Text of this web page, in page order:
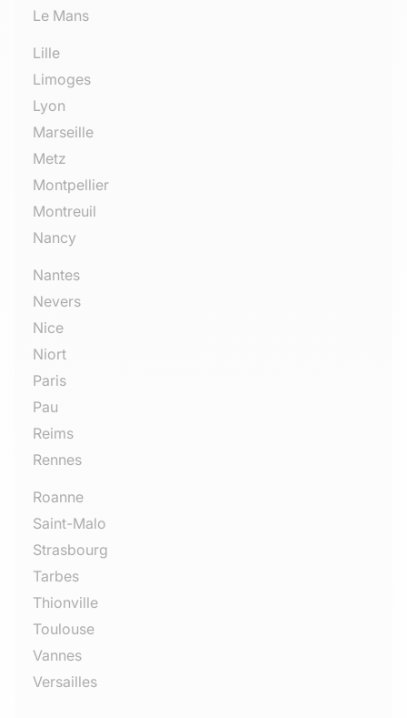
Le Mans
Lille
Limoges
Lyon
Marseille
Metz
Montpellier
Montreuil
Nancy
Nantes
Nevers
Nice
Niort
Paris
Pau
Reims
Rennes
Roanne
Saint-Malo
Strasbourg
Tarbes
Thionville
Toulouse
Vannes
Versailles